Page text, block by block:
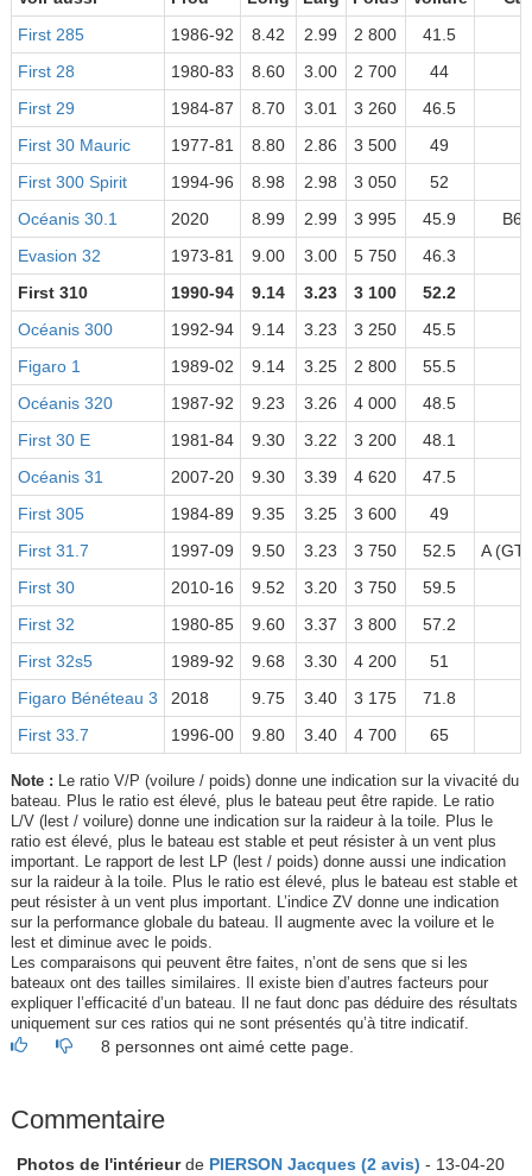
First 285
1986-92 8.42 2.99 2 800
41.5
First 28
1980-83 8.60 3.00 2 700
44
First 29
1984-87 8.70 3.01 3 260
46.5
First 30 Mauric
1977-81 8.80 2.86 3 500
49
First 300 Spirit
1994-96 8.98 2.98 3 050
52
Océanis 30.1
2020 8.99 2.99 3 995 45.9
B6/
Evasion 32
1973-81 9.00 3.00 5 750
46.3
First 310
1990-94 9.14 3.23 3 100
52.2
Océanis 300
1992-94 9.14 3.23 3 250
45.5
Figaro 1
1989-02 9.14 3.25 2 800
55.5
Océanis 320
1987-92 9.23 3.26 4 000
48.5
First 30 E
1981-84 9.30 3.22 3 200
48.1
Océanis 31
2007-20 9.30 3.39 4 620
47.5
First 305
1984-89 9.35 3.25 3 600
49
First 31.7
1997-09 9.50 3.23 3 750 52.5
A
First 30
2010-16 9.52 3.20 3 750
59.5
First 32
1980-85 9.60 3.37 3 800
57.2
First 32s5
1989-92 9.68 3.30 4 200
51
Figaro Bénéteau 3
2018 9.75 3.40 3 175
71.8
First 33.7
1996-00 9.80 3.40 4 700 65
Note : Le ratio V/P (voilure / poids) donne une indication sur la vivacité du
bateau. Plus le ratio est élevé, plus le bateau peut être rapide. Le ratio
L/V (lest / voilure) donne une indication sur la raideur à la toile. Plus le
ratio est élevé, plus le bateau est stable et peut résister à un vent plus
important. Le rapport de lest LP (lest / poids) donne aussi une indication
sur la raideur à la toile. Plus le ratio est élevé, plus le bateau est stable et
peut résister à un vent plus important. L’indice ZV donne une indication
sur la performance globale du bateau. Il augmente avec la voilure et le
lest et diminue avec le poids.
Les comparaisons qui peuvent être faites, n’ont de sens que si les
bateaux ont des tailles similaires. Il existe bien d’autres facteurs pour
expliquer l’efficacité d’un bateau. Il ne faut donc pas déduire des résultats
uniquement sur ces ratios qui ne sont présentés qu’à titre indicatif.
8 personnes ont aimé cette page.
Commentaire
Photos de l'intérieurde PIERSON Jacques (2 avis) - 13-04-20